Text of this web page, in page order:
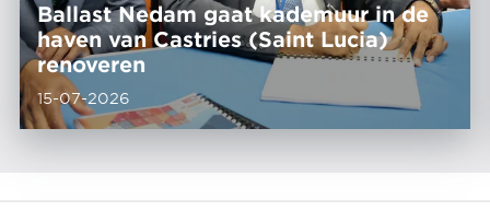
Ballast Nedam gaat kademuur in de
haven van Castries (Saint Lucia)
renoveren
15-07-2026